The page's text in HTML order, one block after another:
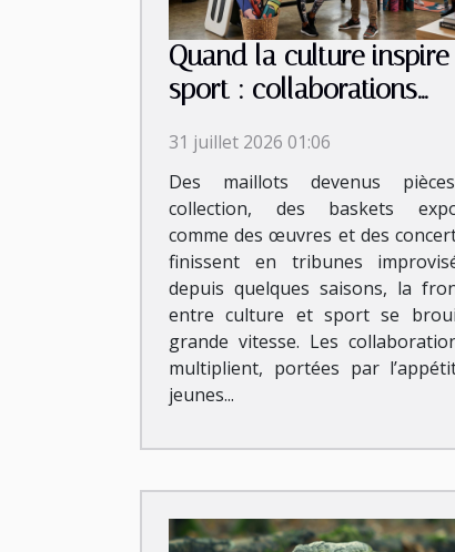
Quand la culture inspire
sport : collaborations
émergentes
31 juillet 2026 01:06
Des maillots devenus
collection, des baskets
comme des œuvres et des
finissent en tribunes
depuis quelques saisons, la
entre culture et sport se
grande vitesse. Les
multiplient, portées par
jeunes...